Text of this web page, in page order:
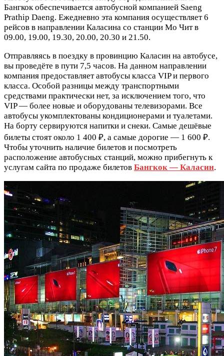
Бангкок обеспечивается автобусной компанией Saeng
Prathip Daeng. Ежедневно эта компания осуществляет 6
рейсов в направлении Каласина со станции Мо Чит в
09.00, 19.00, 19.30, 20.00, 20.30 и 21.50.
Отправляясь в поездку в провинцию Каласин на автобусе,
вы проведёте в пути 7,5 часов. На данном направлении
компания предоставляет автобусы класса VIP и первого
класса. Особой разницы между транспортными
средствами практически нет, за исключением того, что
VIP — более новые и оборудованы телевизорами. Все
автобусы укомплектованы кондиционерами и туалетами.
На борту сервируются напитки и снеки. Самые дешёвые
билеты стоят около 1 400 ₽, а самые дорогие — 1 600 ₽.
Чтобы уточнить наличие билетов и посмотреть
расположение автобусных станций, можно прибегнуть к
услугам сайта по продаже билетов Бангкок — Каласин.